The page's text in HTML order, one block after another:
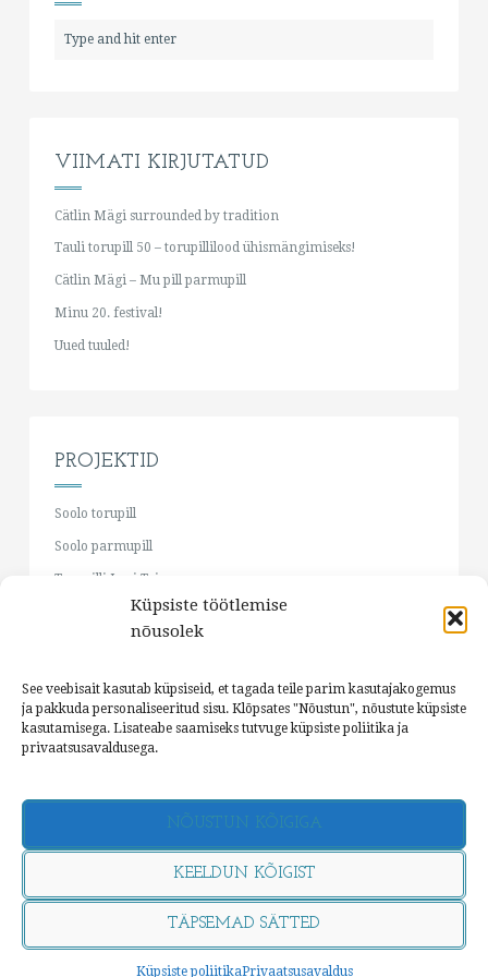
Küpsiste töötlemise
nõusolek
See veebisait kasutab küpsiseid, et tagada teile parim kasutajakogemus
ja pakkuda personaliseeritud sisu. Klõpsates "Nõustun", nõustute küpsiste
kasutamisega. Lisateabe saamiseks tutvuge küpsiste poliitika ja
privaatsusavaldusega.
NÕUSTUN KÕIGIGA
KEELDUN KÕIGIST
TÄPSEMAD SÄTTED
Küpsiste poliitikaPrivaatsusavaldus
VIIMATI KIRJUTATUD
Cätlin Mägi surrounded by tradition
Tauli torupill 50 – torupillilood ühismängimiseks!
Cätlin Mägi – Mu pill parmupill
Minu 20. festival!
Uued tuuled!
PROJEKTID
Soolo torupill
Soolo parmupill
Torupilli Jussi Trio
Cätlin Mägi & Jaan Pehk
Parmupilli õpituba
©